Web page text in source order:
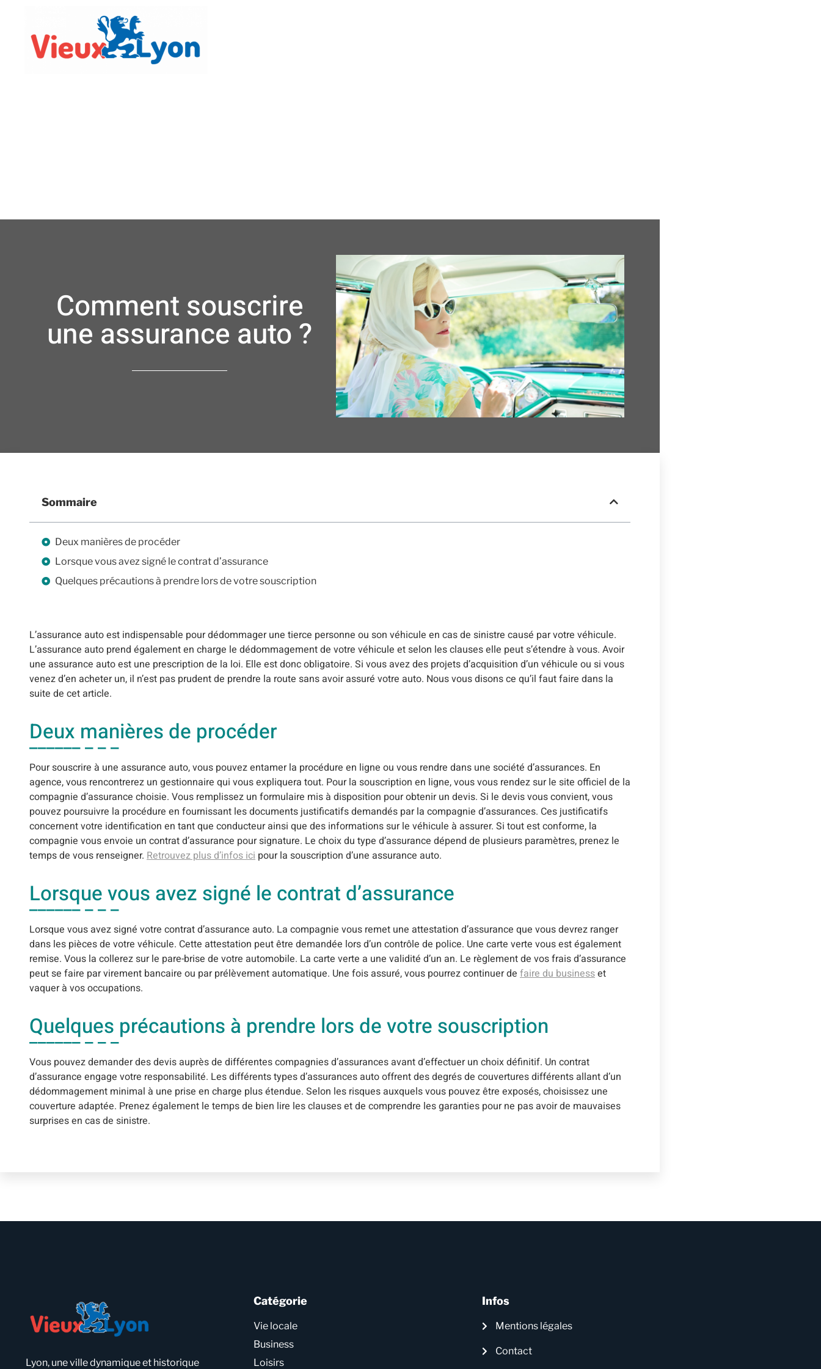
Comment souscrire
une assurance auto ?
Sommaire
Deux manières de procéder
Lorsque vous avez signé le contrat d’assurance
Quelques précautions à prendre lors de votre souscription
L’assurance auto est indispensable pour dédommager une tierce personne ou son véhicule en cas de sinistre causé par votre véhicule.
L’assurance auto prend également en charge le dédommagement de votre véhicule et selon les clauses elle peut s’étendre à vous. Avoir
une assurance auto est une prescription de la loi. Elle est donc obligatoire. Si vous avez des projets d’acquisition d’un véhicule ou si vous
venez d’en acheter un, il n’est pas prudent de prendre la route sans avoir assuré votre auto. Nous vous disons ce qu’il faut faire dans la
suite de cet article.
Deux manières de procéder
Pour souscrire à une assurance auto, vous pouvez entamer la procédure en ligne ou vous rendre dans une société d’assurances. En
agence, vous rencontrerez un gestionnaire qui vous expliquera tout. Pour la souscription en ligne, vous vous rendez sur le site officiel de la
compagnie d’assurance choisie. Vous remplissez un formulaire mis à disposition pour obtenir un devis. Si le devis vous convient, vous
pouvez poursuivre la procédure en fournissant les documents justificatifs demandés par la compagnie d’assurances. Ces justificatifs
concernent votre identification en tant que conducteur ainsi que des informations sur le véhicule à assurer. Si tout est conforme, la
compagnie vous envoie un contrat d’assurance pour signature. Le choix du type d’assurance dépend de plusieurs paramètres, prenez le
temps de vous renseigner. Retrouvez plus d’infos ici pour la souscription d’une assurance auto.
Lorsque vous avez signé le contrat d’assurance
Lorsque vous avez signé votre contrat d’assurance auto. La compagnie vous remet une attestation d’assurance que vous devrez ranger
dans les pièces de votre véhicule. Cette attestation peut être demandée lors d’un contrôle de police. Une carte verte vous est également
remise. Vous la collerez sur le pare-brise de votre automobile. La carte verte a une validité d’un an. Le règlement de vos frais d’assurance
peut se faire par virement bancaire ou par prélèvement automatique. Une fois assuré, vous pourrez continuer de faire du businesset
vaquer à vos occupations.
Quelques précautions à prendre lors de votre souscription
Vous pouvez demander des devis auprès de différentes compagnies d’assurances avant d’effectuer un choix définitif. Un contrat
d’assurance engage votre responsabilité. Les différents types d’assurances auto offrent des degrés de couvertures différents allant d’un
dédommagement minimal à une prise en charge plus étendue. Selon les risques auxquels vous pouvez être exposés, choisissez une
couverture adaptée. Prenez également le temps de bien lire les clauses et de comprendre les garanties pour ne pas avoir de mauvaises
surprises en cas de sinistre.
Lyon, une ville dynamique et historique
Catégorie
Vie locale
Business
Loisirs
Infos
Mentions légales
Contact